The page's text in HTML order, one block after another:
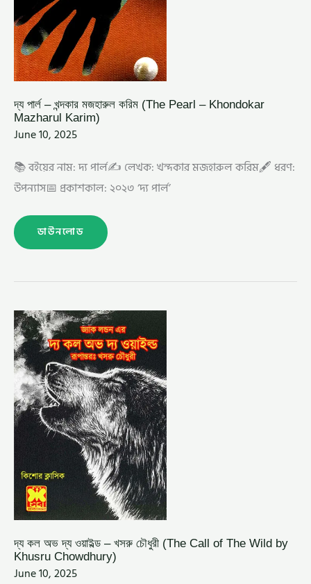
দ্য পার্ল – খন্দকার মজহারুল করিম (The Pearl – Khondokar
Mazharul Karim)
June 10, 2025
📚 বইয়ের নাম: দ্য পার্ল✍️ লেখক: খন্দকার মজহারুল করিম🖋️ ধরণ:
উপন্যাস📅 প্রকাশকাল: ২০২৩ ‘দ্য পার্ল’
ডাউনলোড
দ্য কল অভ দ্য ওয়াইল্ড – খসরু চৌধুরী (The Call of The Wild by
Khusru Chowdhury)
June 10, 2025
দ্য
কল
অভ
দ্য
ওয়াইল্ড
খসরু
চৌধুরী
(THE
CALL
OF
THE
WILD
BY
KHUSRU
CHOWDHURY)